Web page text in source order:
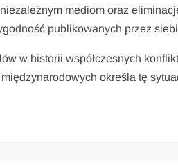
mediom oraz
publikowanych przez
w historii współczesnych
określa tę